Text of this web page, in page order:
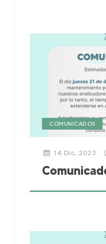
COMUNICADOS
14 Dic, 2023